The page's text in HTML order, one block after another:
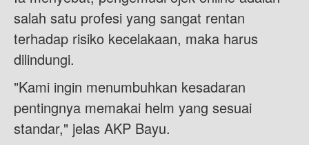
salah satu profesi yang sangat rentan
terhadap risiko kecelakaan, maka harus
dilindungi.
"Kami ingin menumbuhkan kesadaran
pentingnya memakai helm yang sesuai
standar," jelas AKP Bayu.